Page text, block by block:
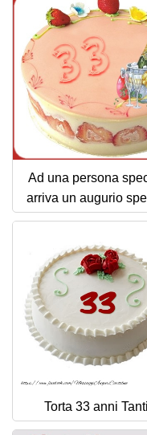
Ad una persona
arriva un augurio
Torta 33 anni